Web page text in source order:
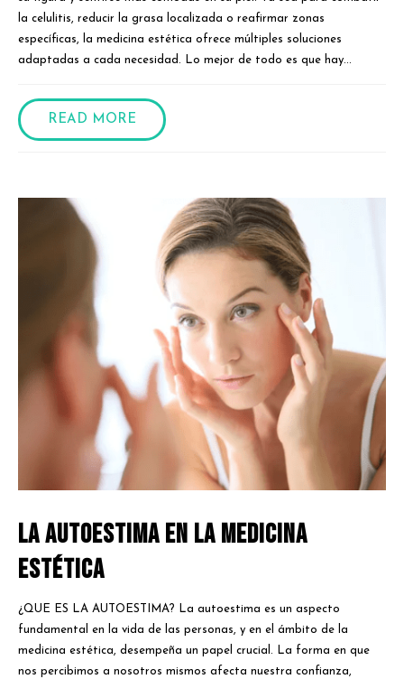
la celulitis, reducir la grasa localizada o reafirmar zonas
específicas, la medicina estética ofrece múltiples soluciones
adaptadas a cada necesidad. Lo mejor de todo es que hay...
READ MORE
La Autoestima en la Medicina
Estética
¿QUE ES LA AUTOESTIMA? La autoestima es un aspecto
fundamental en la vida de las personas, y en el ámbito de la
medicina estética, desempeña un papel crucial. La forma en que
nos percibimos a nosotros mismos afecta nuestra confianza,